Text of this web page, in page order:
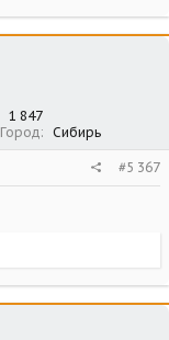
1 847
Город Сибирь
#5 367